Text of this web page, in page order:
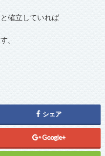
確立していれば
。
シェア
Google+